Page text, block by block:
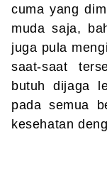
cuma yang
muda saja,
juga pula
saat-saat
butuh dijaga
pada semua
kesehatan